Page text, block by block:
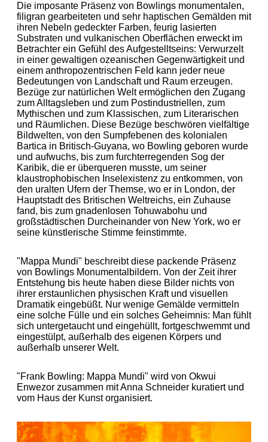
Die imposante Präsenz von Bowlings monumentalen,
filigran gearbeiteten und sehr haptischen Gemälden mit
ihren Nebeln gedeckter Farben, feurig lasierten
Substraten und vulkanischen Oberflächen erweckt im
Betrachter ein Gefühl des Aufgestelltseins: Verwurzelt
in einer gewaltigen ozeanischen Gegenwärtigkeit und
einem anthropozentrischen Feld kann jeder neue
Bedeutungen von Landschaft und Raum erzeugen.
Bezüge zur natürlichen Welt ermöglichen den Zugang
zum Alltagsleben und zum Postindustriellen, zum
Mythischen und zum Klassischen, zum Literarischen
und Räumlichen. Diese Bezüge beschwören vielfältige
Bildwelten, von den Sumpfebenen des kolonialen
Bartica in Britisch-Guyana, wo Bowling geboren wurde
und aufwuchs, bis zum furchterregenden Sog der
Karibik, die er überqueren musste, um seiner
klaustrophobischen Inselexistenz zu entkommen, von
den uralten Ufern der Themse, wo er in London, der
Hauptstadt des Britischen Weltreichs, ein Zuhause
fand, bis zum gnadenlosen Tohuwabohu und
großstädtischen Durcheinander von New York, wo er
seine künstlerische Stimme feinstimmte.
"Mappa Mundi" beschreibt diese packende Präsenz
von Bowlings Monumentalbildern. Von der Zeit ihrer
Entstehung bis heute haben diese Bilder nichts von
ihrer erstaunlichen physischen Kraft und visuellen
Dramatik eingebüßt. Nur wenige Gemälde vermitteln
eine solche Fülle und ein solches Geheimnis: Man fühlt
sich untergetaucht und eingehüllt, fortgeschwemmt und
eingestülpt, außerhalb des eigenen Körpers und
außerhalb unserer Welt.
"Frank Bowling: Mappa Mundi" wird von Okwui
Enwezor zusammen mit Anna Schneider kuratiert und
vom Haus der Kunst organisiert.